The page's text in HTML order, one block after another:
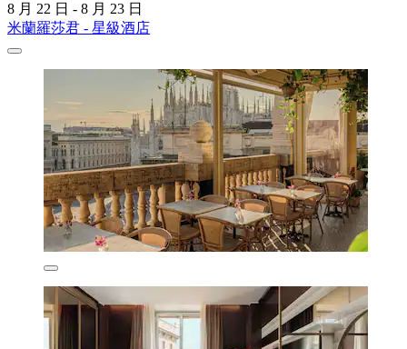
8 月 22 日 - 8 月 23 日
米蘭羅莎君 - 星級酒店